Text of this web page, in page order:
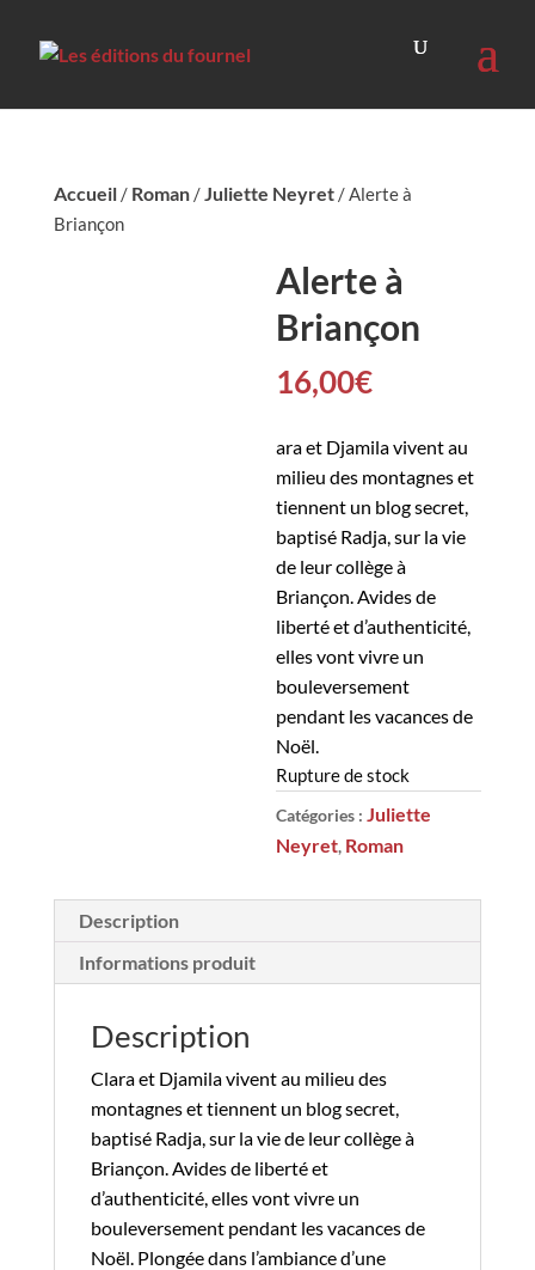
Accueil/ Roman/Juliette Neyret/ Alerte à
Briançon
Alerte à
Briançon
16,00€
ara et Djamila vivent au
milieu des montagnes et
tiennent un blog secret,
baptisé Radja, sur la vie
de leur collège à
Briançon. Avides de
liberté et d’authenticité,
elles vont vivre un
bouleversement
pendant les vacances de
Noël.
Rupture de stock
Catégories :Juliette
Neyret, Roman
Description
Informations produit
Description
Clara et Djamila vivent au milieu des
montagnes et tiennent un blog secret,
baptisé Radja, sur la vie de leur collège à
Briançon. Avides de liberté et
d’authenticité, elles vont vivre un
bouleversement pendant les vacances de
Noël. Plongée dans l’ambiance d’une